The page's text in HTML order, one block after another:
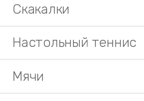
Скакалки
Настольный теннис
Мячи